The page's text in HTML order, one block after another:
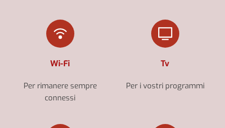
Wi-Fi
Per rimanere sempre
connessi
Tv
Per i vostri programmi